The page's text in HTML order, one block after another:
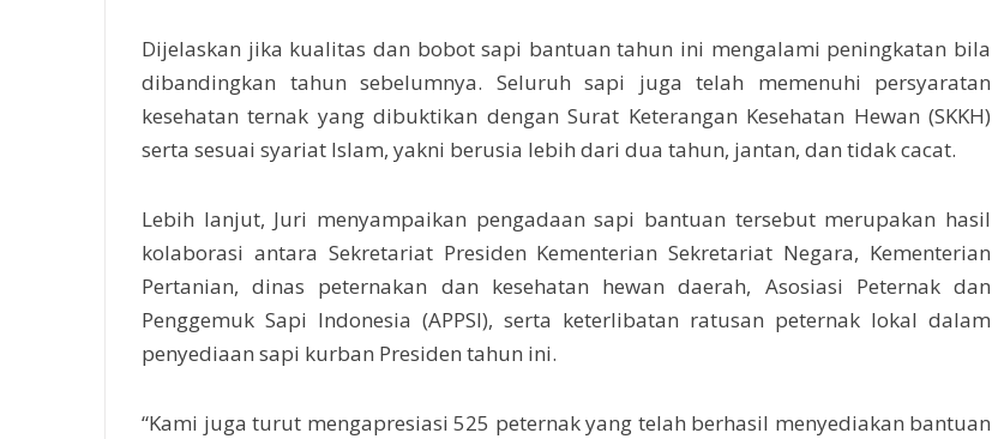
Dijelaskan jika kualitas dan bobot sapi bantuan tahun ini mengalami peningkatan bila
dibandingkan tahun sebelumnya. Seluruh sapi juga telah memenuhi persyaratan
kesehatan ternak yang dibuktikan dengan Surat Keterangan Kesehatan Hewan (SKKH)
serta sesuai syariat Islam, yakni berusia lebih dari dua tahun, jantan, dan tidak cacat.
Lebih lanjut, Juri menyampaikan pengadaan sapi bantuan tersebut merupakan hasil
kolaborasi antara Sekretariat Presiden Kementerian Sekretariat Negara, Kementerian
Pertanian, dinas peternakan dan kesehatan hewan daerah, Asosiasi Peternak dan
Penggemuk Sapi Indonesia (APPSI), serta keterlibatan ratusan peternak lokal dalam
penyediaan sapi kurban Presiden tahun ini.
“Kami juga turut mengapresiasi 525 peternak yang telah berhasil menyediakan bantuan